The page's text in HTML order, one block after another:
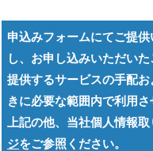
申込みフォームにてご提
し、お申し込みいただい
提供するサービスの手配
きに必要な範囲内で利用さ
上記の他、当社個人情報
ジをご参照ください。